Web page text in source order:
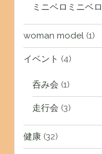
ミニベロミニベロ
woman model(1)
イベント (4)
呑み会 (1)
走行会 (3)
健康(32)